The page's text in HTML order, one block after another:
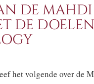
DE
DE
het volgende over de